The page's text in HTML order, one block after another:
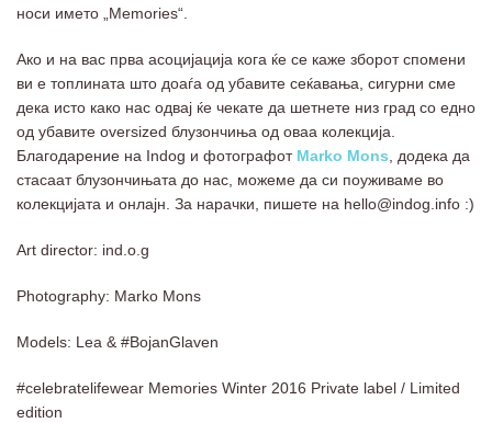
носи името „Memories“.
Ако и на вас прва асоцијација кога ќе се каже зборот спомени
ви е топлината што доаѓа од убавите сеќавања, сигурни сме
дека исто како нас одвај ќе чекате да шетнете низ град со едно
од убавите oversized блузончиња од оваа колекција.
Благодарение на Indog и фотографот Marko Mons, додека да
стасаат блузончињата до нас, можеме да си поуживаме во
колекцијата и онлајн. За нарачки, пишете на hello@indog.info :)
Art director: ind.o.g
Photography: Marko Mons
Models: Lea & #BojanGlaven
#celebratelifewear Memories Winter 2016 Private label / Limited
edition